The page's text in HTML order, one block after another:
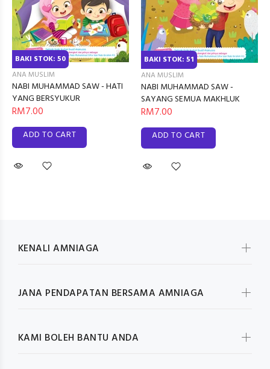
BAKI STOK: 50
ANA MUSLIM
NABI MUHAMMAD SAW - HATI
YANG BERSYUKUR
RM7.00
ADD TO CART
BAKI STOK: 51
ANA MUSLIM
NABI MUHAMMAD SAW -
SAYANG SEMUA MAKHLUK
RM7.00
ADD TO CART
KENALI AMNIAGA
JANA PENDAPATAN BERSAMA AMNIAGA
KAMI BOLEH BANTU ANDA